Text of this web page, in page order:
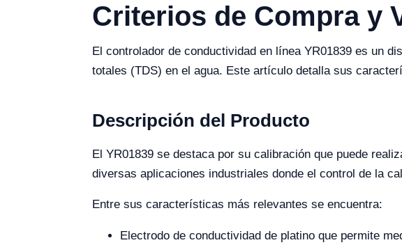
Criterios de Compra y
El controlador de conductividad en línea YR01839 es un
totales (TDS) en el agua. Este artículo detalla sus
Descripción del Producto
El YR01839 se destaca por su calibración que puede
diversas aplicaciones industriales donde el control de la
Entre sus características más relevantes se encuentra:
Electrodo de conductividad de platino que permite